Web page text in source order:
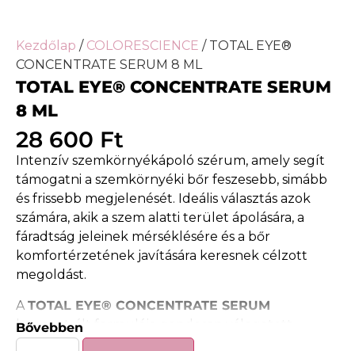
Kezdőlap / COLORESCIENCE / TOTAL EYE®
CONCENTRATE SERUM 8 ML
TOTAL EYE® CONCENTRATE SERUM
8 ML
28 600 Ft
Intenzív szemkörnyékápoló szérum, amely segít
támogatni a szemkörnyéki bőr feszesebb, simább
és frissebb megjelenését. Ideális választás azok
számára, akik a szem alatti terület ápolására, a
fáradtság jeleinek mérséklésére és a bőr
komfortérzetének javítására keresnek célzott
megoldást.
A TOTAL EYE® CONCENTRATE SERUM
koncentrált formulája gondosan válogatott
hatóanyagokat tartalmaz, amelyek segíthetnek
Bővebben